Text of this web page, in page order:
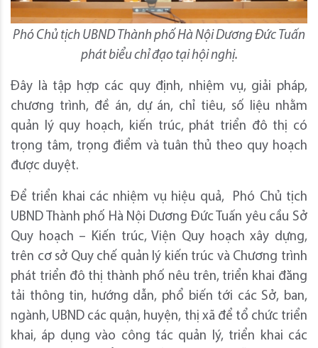
Phó Chủ tịch UBND Thành phố Hà Nội Dương Đức Tuấn
phát biểu chỉ đạo tại hội nghị.
Đây là tập hợp các quy định, nhiệm vụ, giải pháp,
chương trình, đề án, dự án, chỉ tiêu, số liệu nhằm
quản lý quy hoạch, kiến trúc, phát triển đô thị có
trọng tâm, trọng điểm và tuân thủ theo quy hoạch
được duyệt.
Để triển khai các nhiệm vụ hiệu quả, Phó Chủ tịch
UBND Thành phố Hà Nội Dương Đức Tuấn yêu cầu Sở
Quy hoạch – Kiến trúc, Viện Quy hoạch xây dựng,
trên cơ sở Quy chế quản lý kiến trúc và Chương trình
phát triển đô thị thành phố nêu trên, triển khai đăng
tải thông tin, hướng dẫn, phổ biến tới các Sở, ban,
ngành, UBND các quận, huyện, thị xã để tổ chức triển
khai, áp dụng vào công tác quản lý, triển khai các